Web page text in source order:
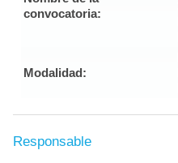
convocatoria:
Modalidad:
Responsable